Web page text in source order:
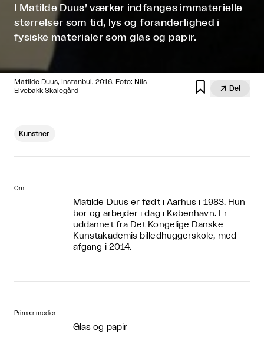
I Matilde Duus’ værker indfanges immaterielle
størrelser som tid, lys og foranderlighed i
fysiske materialer som glas og papir.
Matilde Duus, Instanbul, 2016. Foto: Nils
Elvebakk Skalegård
  Del
Kunstner
Om
Matilde Duus er født i Aarhus i 1983. Hun
bor og arbejder i dag i København. Er
uddannet fra Det Kongelige Danske
Kunstakademis billedhuggerskole, med
afgang i 2014.
Primær medier
Glas og papir